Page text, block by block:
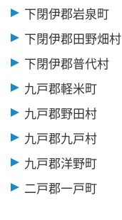
下閉伊郡岩泉町
下閉伊郡田野畑村
下閉伊郡普代村
九戸郡軽米町
九戸郡野田村
九戸郡九戸村
九戸郡洋野町
二戸郡一戸町